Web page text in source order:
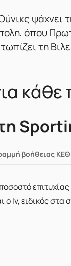
ψάχνει
όπου
τη
κάθε
βοήθειας
lv, ειδικός στα